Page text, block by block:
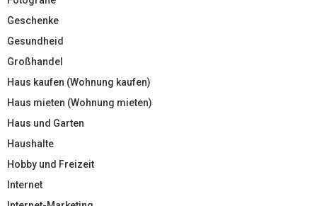
Geschenke
Gesundheid
Großhandel
Haus kaufen (Wohnung kaufen)
Haus mieten (Wohnung mieten)
Haus und Garten
Haushalte
Hobby und Freizeit
Internet